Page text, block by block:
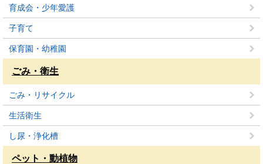
育成会・少年愛護
子育て
保育園・幼稚園
ごみ・衛生
ごみ・リサイクル
生活衛生
し尿・浄化槽
ペット・動植物